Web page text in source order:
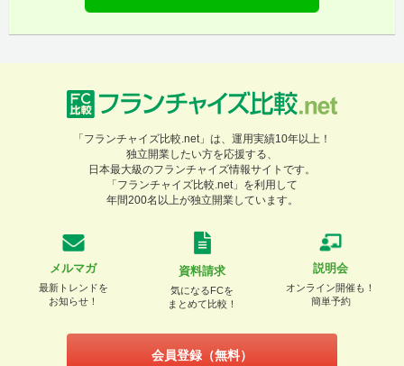
「フランチャイズ比較.net」は、運用実績10年以上！
独立開業したい方を応援する、
日本最大級のフランチャイズ情報サイトです。
「フランチャイズ比較.net」を利用して
年間200名以上が独立開業しています。
メルマガ
最新トレンドを
お知らせ！
資料請求
気になるFCを
まとめて比較！
説明会
オンライン開催も！
簡単予約
会員登録（無料）